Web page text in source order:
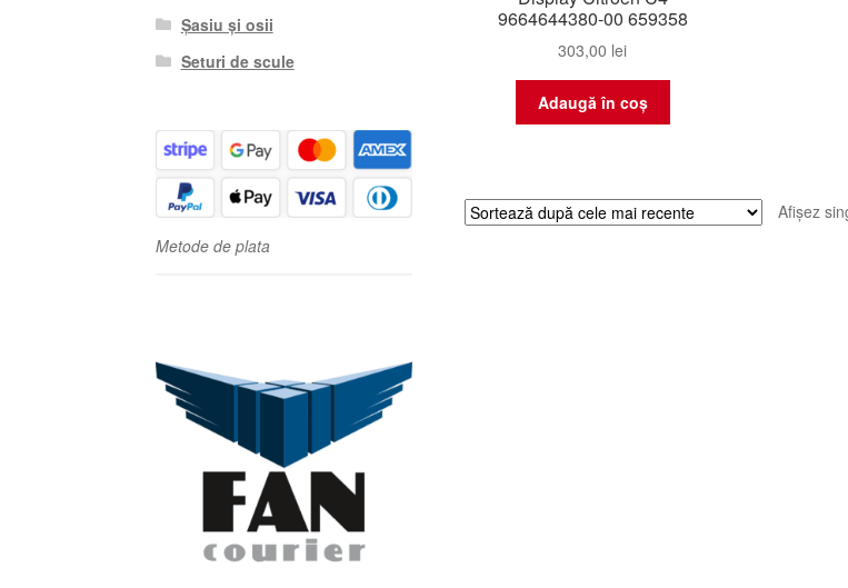
9664644380-00 659358
303,00 lei
Adaugă în coș
Afișez
Șasiu și osii
Seturi de scule
Metode de plata